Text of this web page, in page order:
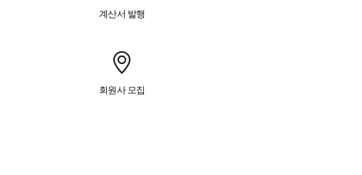
계산서 발행
회원사 모집